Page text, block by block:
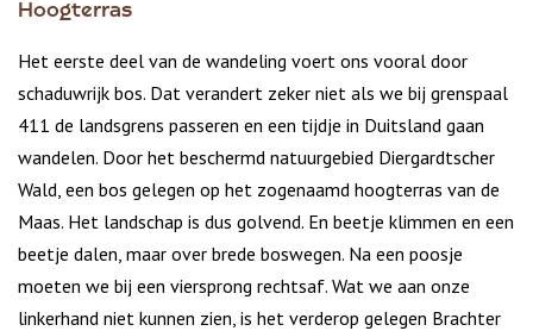
Hoogterras
Het eerste deel van de wandeling voert ons vooral door
schaduwrijk bos. Dat verandert zeker niet als we bij grenspaal
411 de landsgrens passeren en een tijdje in Duitsland gaan
wandelen. Door het beschermd natuurgebied Diergardtscher
Wald, een bos gelegen op het zogenaamd hoogterras van de
Maas. Het landschap is dus golvend. En beetje klimmen en een
beetje dalen, maar over brede boswegen. Na een poosje
moeten we bij een viersprong rechtsaf. Wat we aan onze
linkerhand niet kunnen zien, is het verderop gelegen Brachter